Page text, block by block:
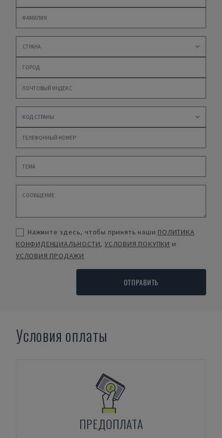
Нажмите здесь, чтобы принять наши ПОЛИТИКА
КОНФИДЕНЦИАЛЬНОСТИ,УСЛОВИЯ ПОКУПКИ и
УСЛОВИЯ ПРОДАЖИ
ОТПРАВИТЬ
Условия оплаты
ПРЕДОПЛАТА